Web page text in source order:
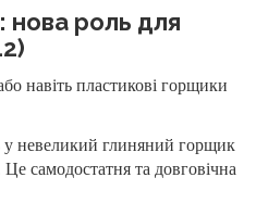
нова роль для
навіть пластикові горщики
у невеликий глиняний горщик
самодостатня та довговічна